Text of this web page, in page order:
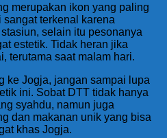
merupakan ikon yang paling
terkenal karena
selain itu pesonanya
estetik. Tidak heran jika
terutama saat malam hari.
ke Jogja, jangan sampai lupa
ini. Sobat DTT tidak hanya
syahdu, namun juga
dan makanan unik yang bisa
khas Jogja.